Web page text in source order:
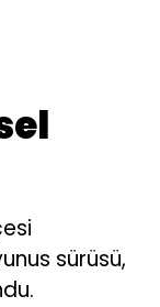
sürüsü,